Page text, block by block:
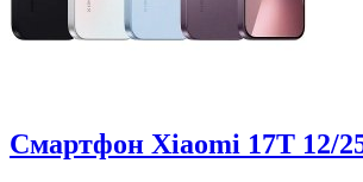
Смартфон Xiaomi 17T 12/